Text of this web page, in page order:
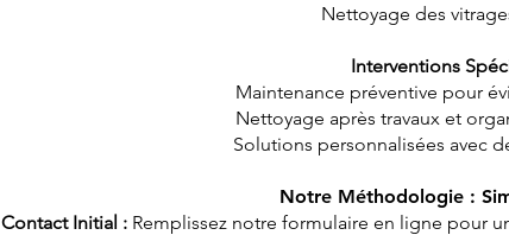
Nettoyage des
Interventions
Maintenance préventive pour
Nettoyage après travaux et
Solutions personnalisées avec
Notre Méthodologie :
Contact Initial : Remplissez notre formulaire en ligne pour